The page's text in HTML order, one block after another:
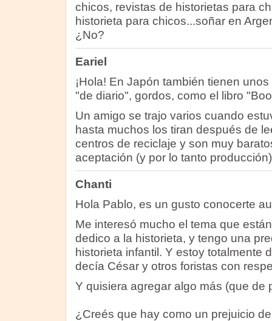
chicos, revistas de historietas para
historieta para chicos...soñar en
¿No?
Eariel
¡Hola! En Japón también tienen
"de diario", gordos, como el libro
Un amigo se trajo varios cuando
hasta muchos los tiran después de
centros de reciclaje y son muy
aceptación (y por lo tanto
Chanti
Hola Pablo, es un gusto conocerte
Me interesó mucho el tema que
dedico a la historieta, y tengo una
historieta infantil. Y estoy totalmente
decía César y otros foristas con
Y quisiera agregar algo más (que de
¿Creés que hay como un prejuicio